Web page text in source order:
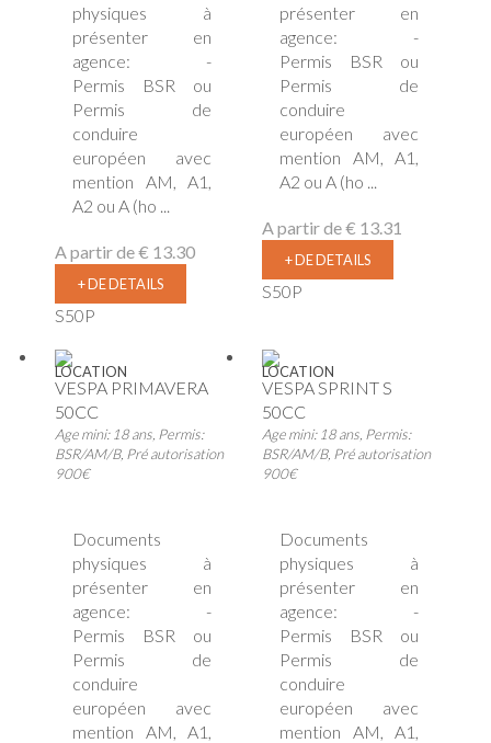
physiques à
présenter en
agence: -
Permis BSR ou
Permis de
conduire
européen avec
mention AM, A1,
A2 ou A (ho ...
A partir de€ 13.30
+ DE DETAILS
S50P
présenter en
agence: -
Permis BSR ou
Permis de
conduire
européen avec
mention AM, A1,
A2 ou A (ho ...
A partir de€ 13.31
+ DE DETAILS
S50P
LOCATION
VESPA PRIMAVERA
50CC
Age mini: 18 ans, Permis:
BSR/AM/B, Pré autorisation
900€
Documents
physiques à
présenter en
agence: -
Permis BSR ou
Permis de
conduire
européen avec
mention AM, A1,
LOCATION
VESPA SPRINT S
50CC
Age mini: 18 ans, Permis:
BSR/AM/B, Pré autorisation
900€
Documents
physiques à
présenter en
agence: -
Permis BSR ou
Permis de
conduire
européen avec
mention AM, A1,